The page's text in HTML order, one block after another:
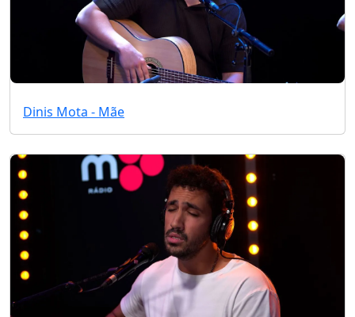
Dinis Mota - Mãe